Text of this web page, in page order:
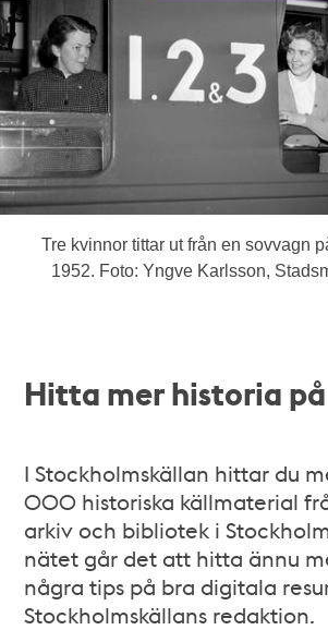
Tre kvinnor tittar ut från en sovvagn
1952. Foto: Yngve Karlsson,
Hitta mer historia
I Stockholmskällan hittar du
000 historiska källmaterial
arkiv och bibliotek i
nätet går det att hitta ännu
några tips på bra digitala
Stockholmskällans redaktion.